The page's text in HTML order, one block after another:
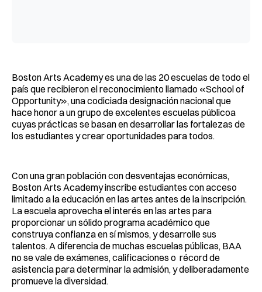
Boston Arts Academy es una de las 20 escuelas de todo el
país que recibieron el reconocimiento llamado «School of
Opportunity», una codiciada designación nacional que
hace honor a un grupo de excelentes escuelas públicoa
cuyas prácticas se basan en desarrollar las fortalezas de
los estudiantes y crear oportunidades para todos.
Con una gran población con desventajas económicas,
Boston Arts Academy inscribe estudiantes con acceso
limitado a la educación en las artes antes de la inscripción.
La escuela aprovecha el interés en las artes para
proporcionar un sólido programa académico que
construya confianza en sí mismos, y desarrolle sus
talentos. A diferencia de muchas escuelas públicas, BAA
no se vale de exámenes, calificaciones o récord de
asistencia para determinar la admisión, y deliberadamente
promueve la diversidad.